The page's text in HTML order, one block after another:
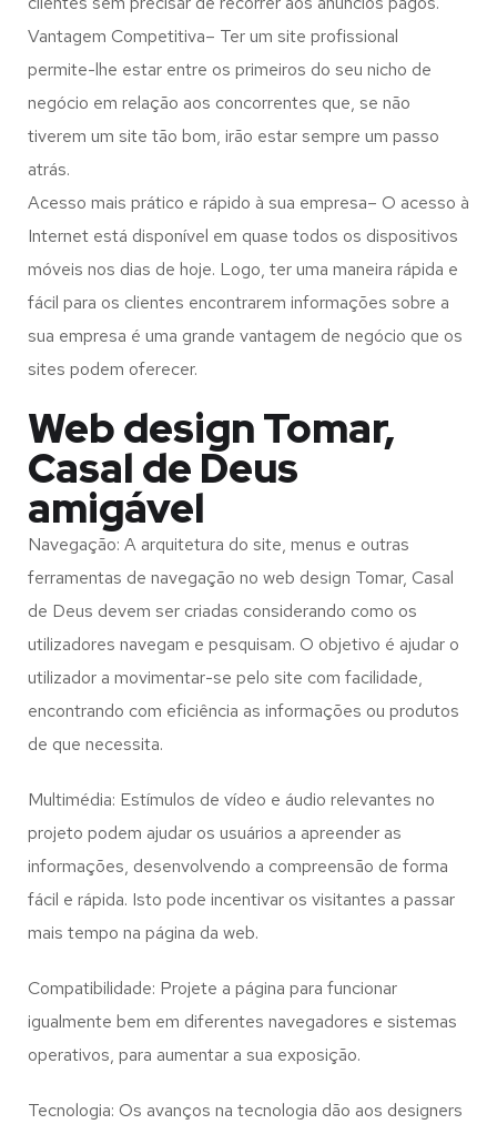
Vantagem Competitiva– Ter um site profissional
permite-lhe estar entre os primeiros do seu nicho de
negócio em relação aos concorrentes que, se não
tiverem um site tão bom, irão estar sempre um passo
atrás.
Acesso mais prático e rápido à sua empresa– O acesso à
Internet está disponível em quase todos os dispositivos
móveis nos dias de hoje. Logo, ter uma maneira rápida e
fácil para os clientes encontrarem informações sobre a
sua empresa é uma grande vantagem de negócio que os
sites podem oferecer.
Web design Tomar,
Casal de Deus
amigável
Navegação: A arquitetura do site, menus e outras
ferramentas de navegação no web design Tomar, Casal
de Deus devem ser criadas considerando como os
utilizadores navegam e pesquisam. O objetivo é ajudar o
utilizador a movimentar-se pelo site com facilidade,
encontrando com eficiência as informações ou produtos
de que necessita.
Multimédia: Estímulos de vídeo e áudio relevantes no
projeto podem ajudar os usuários a apreender as
informações, desenvolvendo a compreensão de forma
fácil e rápida. Isto pode incentivar os visitantes a passar
mais tempo na página da web.
Compatibilidade: Projete a página para funcionar
igualmente bem em diferentes navegadores e sistemas
operativos, para aumentar a sua exposição.
Tecnologia: Os avanços na tecnologia dão aos designers